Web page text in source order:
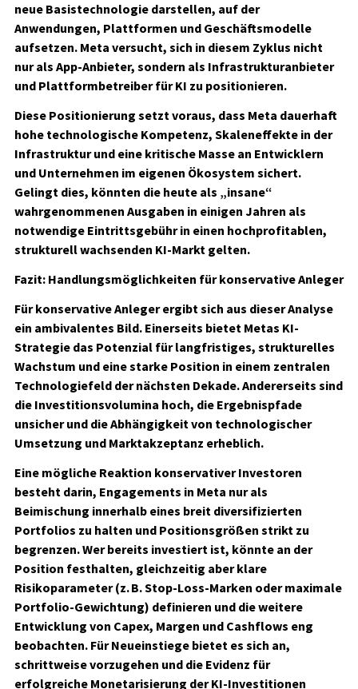
neue Basistechnologie darstellen, auf der
Anwendungen, Plattformen und Geschäftsmodelle
aufsetzen. Meta versucht, sich in diesem Zyklus nicht
nur als App-Anbieter, sondern als Infrastrukturanbieter
und Plattformbetreiber für KI zu positionieren.
Diese Positionierung setzt voraus, dass Meta dauerhaft
hohe technologische Kompetenz, Skaleneffekte in der
Infrastruktur und eine kritische Masse an Entwicklern
und Unternehmen im eigenen Ökosystem sichert.
Gelingt dies, könnten die heute als „insane“
wahrgenommenen Ausgaben in einigen Jahren als
notwendige Eintrittsgebühr in einen hochprofitablen,
strukturell wachsenden KI-Markt gelten.
Fazit: Handlungsmöglichkeiten für konservative Anleger
Für konservative Anleger ergibt sich aus dieser Analyse
ein ambivalentes Bild. Einerseits bietet Metas KI-
Strategie das Potenzial für langfristiges, strukturelles
Wachstum und eine starke Position in einem zentralen
Technologiefeld der nächsten Dekade. Andererseits sind
die Investitionsvolumina hoch, die Ergebnispfade
unsicher und die Abhängigkeit von technologischer
Umsetzung und Marktakzeptanz erheblich.
Eine mögliche Reaktion konservativer Investoren
besteht darin, Engagements in Meta nur als
Beimischung innerhalb eines breit diversifizierten
Portfolios zu halten und Positionsgrößen strikt zu
begrenzen. Wer bereits investiert ist, könnte an der
Position festhalten, gleichzeitig aber klare
Risikoparameter (z. B. Stop-Loss-Marken oder maximale
Portfolio-Gewichtung) definieren und die weitere
Entwicklung von Capex, Margen und Cashflows eng
beobachten. Für Neueinstiege bietet es sich an,
schrittweise vorzugehen und die Evidenz für
erfolgreiche Monetarisierung der KI-Investitionen